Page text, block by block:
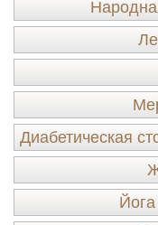
Диабетическая